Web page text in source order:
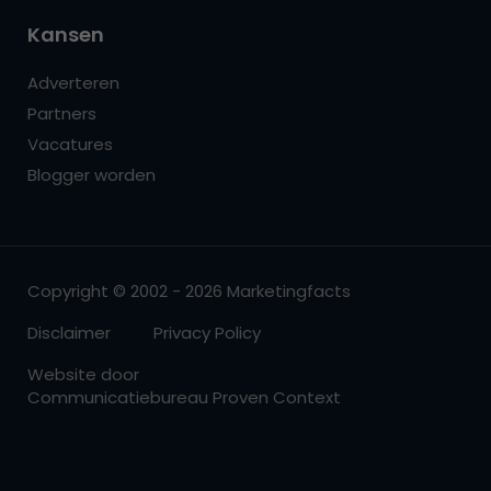
Kansen
Adverteren
Partners
Vacatures
Blogger worden
Copyright © 2002 - 2026 Marketingfacts
Disclaimer
Privacy Policy
Website door
Communicatiebureau Proven Context